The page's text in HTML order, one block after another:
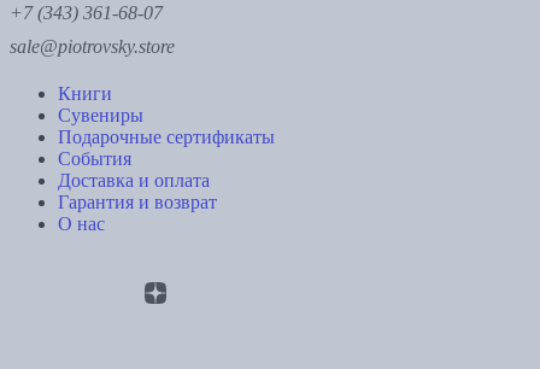
+7 (343) 361-68-07
sale@piotrovsky.store
Книги
Сувениры
Подарочные сертификаты
События
Доставка и оплата
Гарантия и возврат
О нас